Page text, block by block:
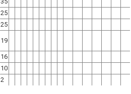
25
25
19
16
10
2